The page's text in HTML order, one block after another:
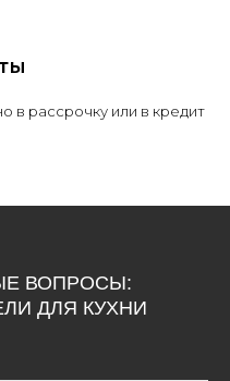
в рассрочку или в кредит
ВОПРОСЫ:
ДЛЯ КУХНИ